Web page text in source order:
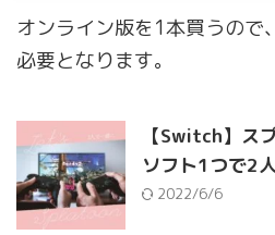
オンライン版を1本買うので
必要となります。
【Switch】ス
ソフト1つで2
2022/6/6